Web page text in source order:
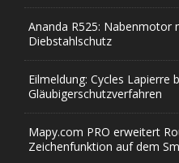
Ananda R525: Nabenmotor
Diebstahlschutz
Eilmeldung: Cycles Lapierre
Gläubigerschutzverfahren
Mapy.com PRO erweitert
Zeichenfunktion auf dem